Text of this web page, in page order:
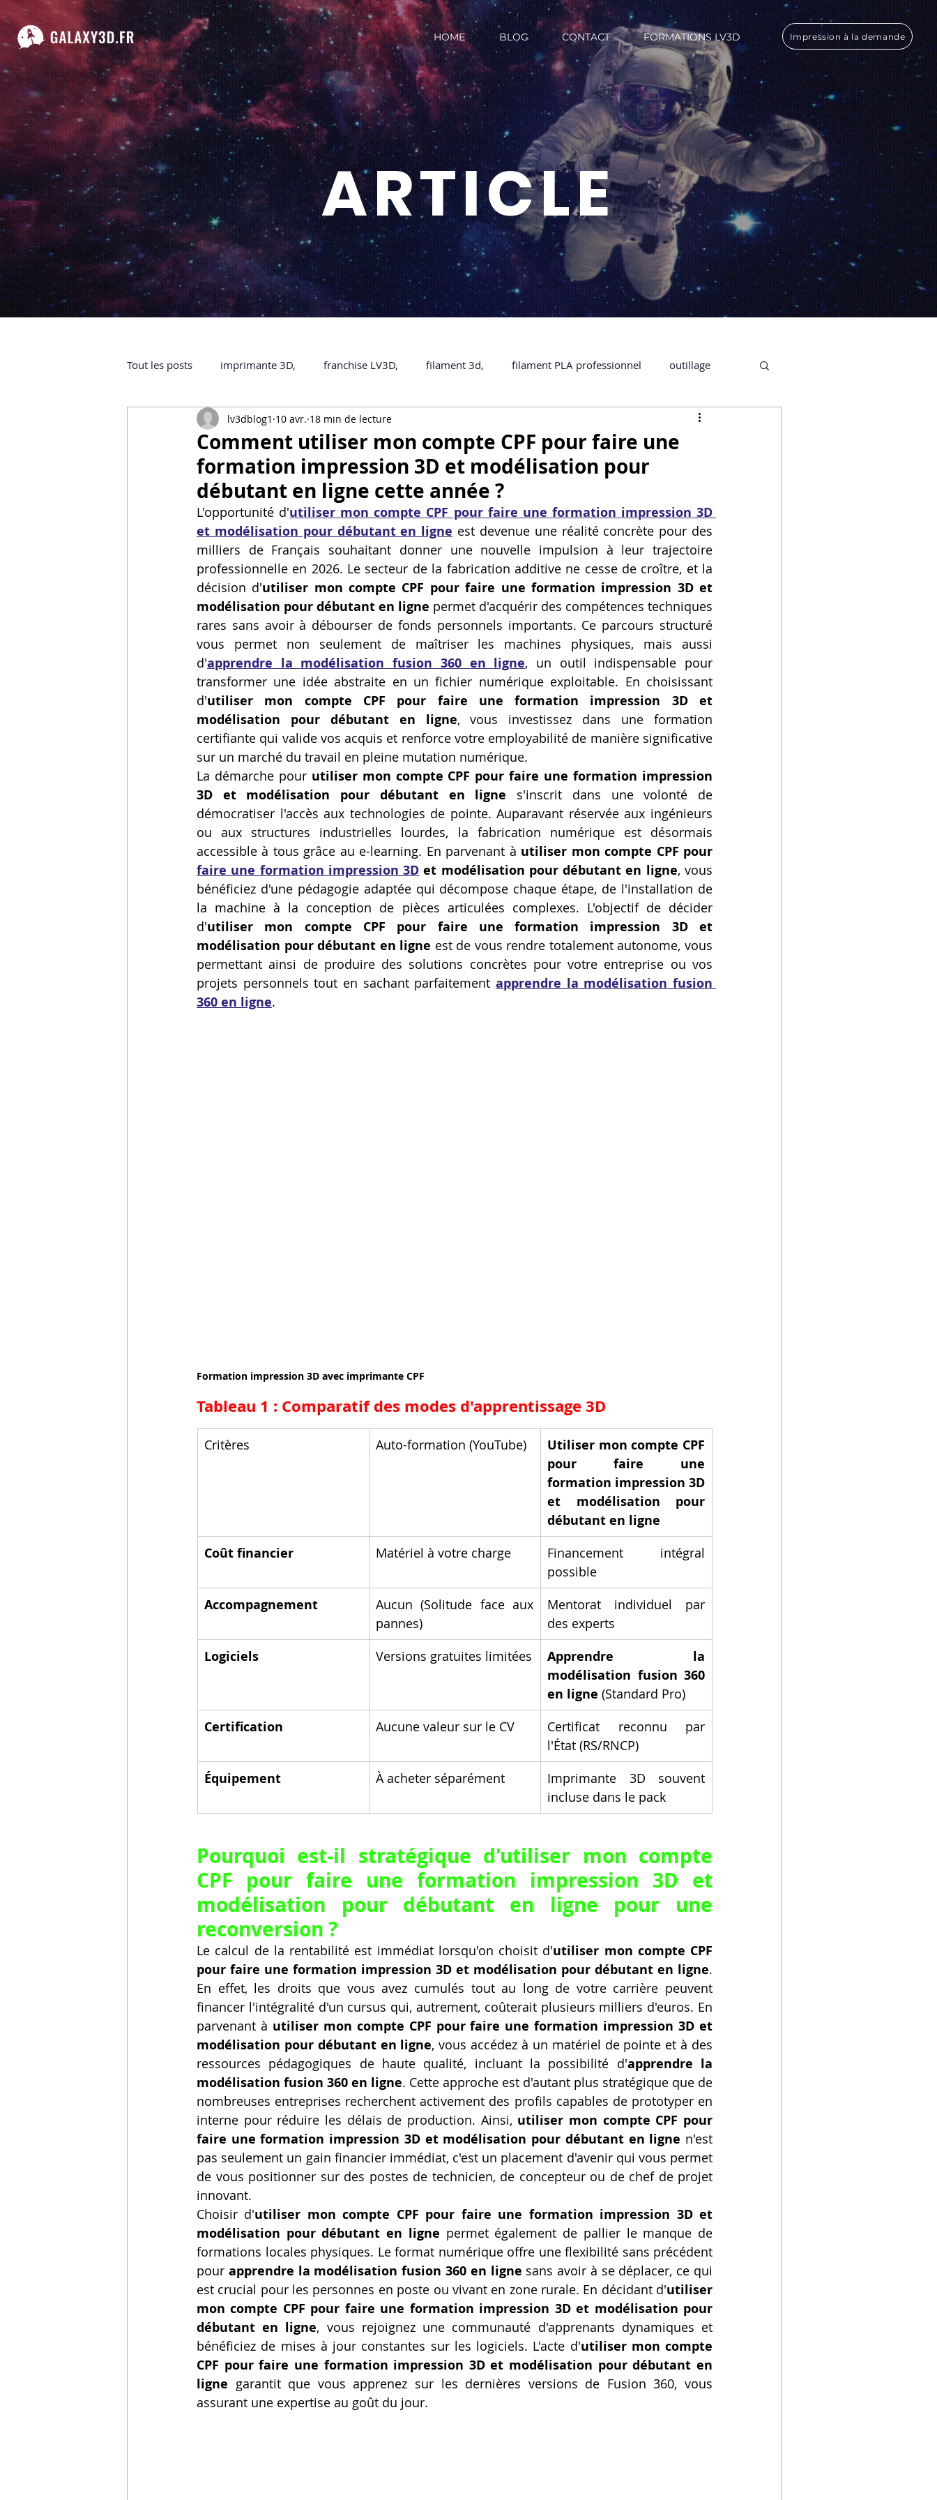
HOME BLOG CONTACT FORMATIONS LV3D Impression à la demande
ARTICLE
Tout les posts imprimante 3D, franchise LV3D, filament 3d, filament PLA professionnel outillage
impression 3D à la demande Accessoires
ARTILLERY 3D Formation impression 3D SCANNER 3D impression 3D
certifiée QUALIOPI Refaire une piece en 3D Formation 3D en ligne. Formation 3D CPF CREALITY,
Creality Hi combo Artillery M1 Pro Filament PLA Service administratif en ligne Secrétaire en Ligne
Vidéos sur l'impression 3D, Artillery M1 pro Creality HI combo Filament PETG
Formation impresssion 3D formation CPF
Comment utiliser mon compte CPF pour faire une
formation impression 3D et modélisation pour
débutant en ligne cette année ?
lv3dblog1 10 avr. 18 min de lecture
L'opportunité d'utiliser mon compte CPF pour faire une formation impression 3D
et modélisation pour débutant en ligne est devenue une réalité concrète pour des
milliers de Français souhaitant donner une nouvelle impulsion à leur trajectoire
professionnelle en 2026. Le secteur de la fabrication additive ne cesse de croître, et la
décision d'utiliser mon compte CPF pour faire une formation impression 3D et
modélisation pour débutant en ligne permet d'acquérir des compétences techniques
rares sans avoir à débourser de fonds personnels importants. Ce parcours structuré
vous permet non seulement de maîtriser les machines physiques, mais aussi
d'apprendre la modélisation fusion 360 en ligne, un outil indispensable pour
transformer une idée abstraite en un fichier numérique exploitable. En choisissant
d'utiliser mon compte CPF pour faire une formation impression 3D et
modélisation pour débutant en ligne, vous investissez dans une formation
certifiante qui valide vos acquis et renforce votre employabilité de manière significative
sur un marché du travail en pleine mutation numérique.
La démarche pour utiliser mon compte CPF pour faire une formation impression
3D et modélisation pour débutant en ligne s'inscrit dans une volonté de
démocratiser l'accès aux technologies de pointe. Auparavant réservée aux ingénieurs
ou aux structures industrielles lourdes, la fabrication numérique est désormais
accessible à tous grâce au e-learning. En parvenant à
faire une formation impression 3D et modélisation pour débutant en ligne, vous
bénéficiez d'une pédagogie adaptée qui décompose chaque étape, de l'installation de
la machine à la conception de pièces articulées complexes. L'objectif de décider
d'utiliser mon compte CPF pour faire une formation impression 3D et
modélisation pour débutant en ligne est de vous rendre totalement autonome, vous
permettant ainsi de produire des solutions concrètes pour votre entreprise ou vos
projets personnels tout en sachant parfaitement apprendre la modélisation fusion
360 en ligne.
Formation impression 3D avec imprimante CPF
Tableau 1 : Comparatif des modes d'apprentissage 3D
Critères Auto-formation (YouTube)
Utiliser mon compte CPF
pour faire une
formation impression 3D
et modélisation pour
débutant en ligne
Coût financier
Matériel à votre charge
Financement intégral
possible
Accompagnement
Aucun (Solitude face aux
pannes)
Mentorat individuel par
des experts
Logiciels Versions gratuites limitées
Apprendre la
modélisation fusion 360
en ligne (Standard Pro)
Certification Aucune valeur sur le CV
Certificat reconnu par
l'État (RS/RNCP)
Équipement À acheter séparément
Imprimante 3D souvent
incluse dans le pack
Pourquoi est-il stratégique d'utiliser mon compte
CPF pour faire une formation impression 3D et
modélisation pour débutant en ligne pour une
reconversion ?
Le calcul de la rentabilité est immédiat lorsqu'on choisit d'utiliser mon compte CPF
pour faire une formation impression 3D et modélisation pour débutant en ligne.
En effet, les droits que vous avez cumulés tout au long de votre carrière peuvent
financer l'intégralité d'un cursus qui, autrement, coûterait plusieurs milliers d'euros. En
parvenant à utiliser mon compte CPF pour faire une formation impression 3D et
modélisation pour débutant en ligne, vous accédez à un matériel de pointe et à des
ressources pédagogiques de haute qualité, incluant la possibilité d'apprendre la
modélisation fusion 360 en ligne. Cette approche est d'autant plus stratégique que de
nombreuses entreprises recherchent activement des profils capables de prototyper en
interne pour réduire les délais de production. Ainsi, utiliser mon compte CPF pour
faire une formation impression 3D et modélisation pour débutant en ligne n'est
pas seulement un gain financier immédiat, c'est un placement d'avenir qui vous permet
de vous positionner sur des postes de technicien, de concepteur ou de chef de projet
innovant.
Choisir d'utiliser mon compte CPF pour faire une formation impression 3D et
modélisation pour débutant en ligne permet également de pallier le manque de
formations locales physiques. Le format numérique offre une flexibilité sans précédent
pour apprendre la modélisation fusion 360 en ligne sans avoir à se déplacer, ce qui
est crucial pour les personnes en poste ou vivant en zone rurale. En décidant d'utiliser
mon compte CPF pour faire une formation impression 3D et modélisation pour
débutant en ligne, vous rejoignez une communauté d'apprenants dynamiques et
bénéficiez de mises à jour constantes sur les logiciels. L'acte d'utiliser mon compte
CPF pour faire une formation impression 3D et modélisation pour débutant en
ligne garantit que vous apprenez sur les dernières versions de Fusion 360, vous
assurant une expertise au goût du jour.